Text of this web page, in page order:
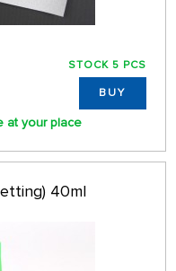
STOCK 5 PCS
BUY
at your place
40ml